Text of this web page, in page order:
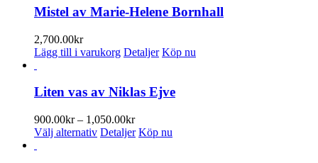
Mistel av Marie-Helene Bornhall
2,700.00kr
Lägg till i varukorg Detaljer Köp nu
Liten vas av Niklas Ejve
900.00kr – 1,050.00krPrisintervall:
900.00kr
Välj alternativ Den
Detaljer Köp nu